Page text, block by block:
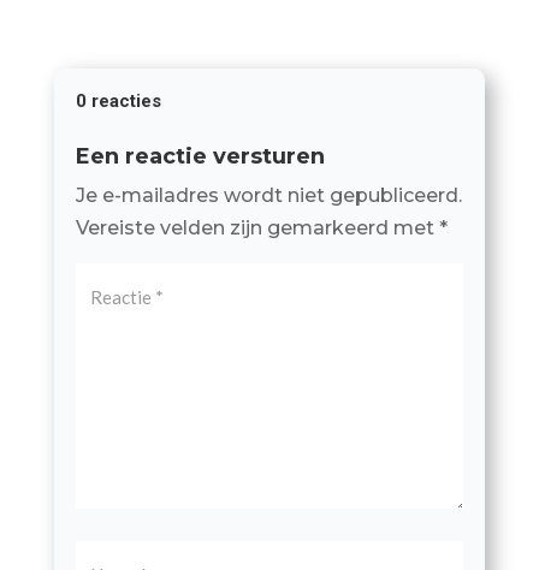
0 reacties
Een reactie versturen
Je e-mailadres wordt niet gepubliceerd.
Vereiste velden zijn gemarkeerd met *